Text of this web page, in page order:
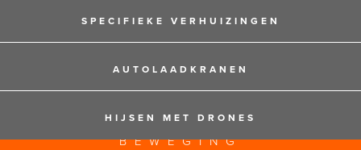
SPECIFIEKE VERHUIZINGEN
AUTOLAADKRANEN
HIJSEN MET DRONES
125 JAAR EXPERTS IN
BEWEGING